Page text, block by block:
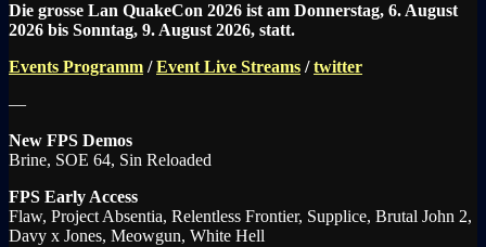
Die grosse Lan QuakeCon 2026 ist am Donnerstag, 6. August
2026 bis Sonntag, 9. August 2026, statt.
Events Programm /Event Live Streams /twitter
—
New FPS Demos
Brine, SOE 64, Sin Reloaded
FPS Early Access
Flaw, Project Absentia, Relentless Frontier, Supplice, Brutal John 2,
Davy x Jones, Meowgun, White Hell